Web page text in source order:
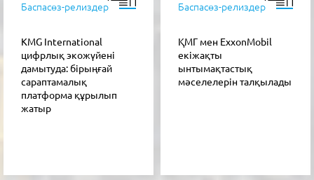
Баспасөз-релиздер
KMG International
цифрлық экожүйені
дамытуда: бірыңғай
сараптамалық
платформа құрылып
жатыр
Баспасөз-релиздер
ҚМГ мен ExxonMobil
екіжақты
ынтымақтастық
мәселелерін талқылады